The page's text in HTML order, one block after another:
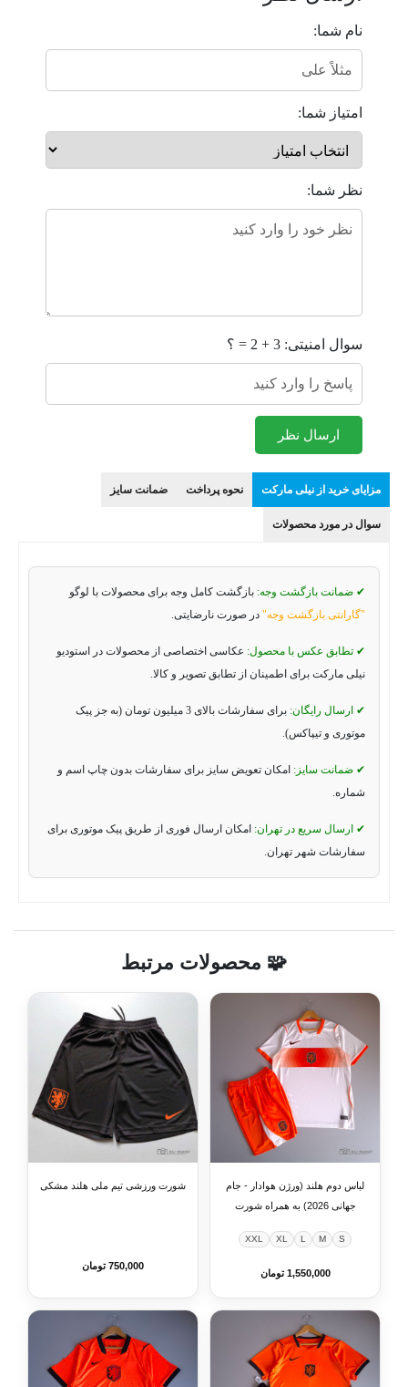
نام شما:
امتیاز شما:
نظر شما:
سوال امنیتی: 3 + 2 = ؟
ارسال نظر
مزایای خرید از نیلی مارکت نحوه پرداخت ضمانت سایز
سوال در مورد محصولات
✔ ضمانت بازگشت وجه: بازگشت کامل وجه برای محصولات با لوگو
"گارانتی بازگشت وجه" در صورت نارضایتی.
✔ تطابق عکس با محصول: عکاسی اختصاصی از محصولات در استودیو
نیلی مارکت برای اطمینان از تطابق تصویر و کالا.
✔ ارسال رایگان:
برای سفارشات بالای 3 میلیون تومان (به جز پیک
موتوری و تیپاکس).
✔ ضمانت سایز: امکان تعویض سایز برای سفارشات بدون چاپ اسم و
شماره.
✔ ارسال سریع در تهران: امکان ارسال فوری از طریق پیک موتوری برای
سفارشات شهر تهران.
🧩 محصولات مرتبط
لباس دوم هلند (ورژن هوادار - جام
جهانی 2026) به همراه شورت
S
M
L
XL
XXL
1,550,000 تومان
شورت ورزشی تیم ملی هلند مشکی
750,000 تومان